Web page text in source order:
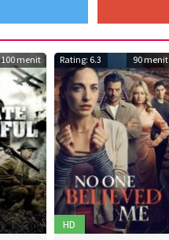
100 menit Rating: 6.3 90 menit
HD